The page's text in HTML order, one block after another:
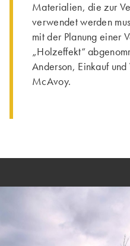
Materialien, die zur
verwendet werden
mit der Planung einer
„Holzeffekt“
Anderson, Einkauf
McAvoy.